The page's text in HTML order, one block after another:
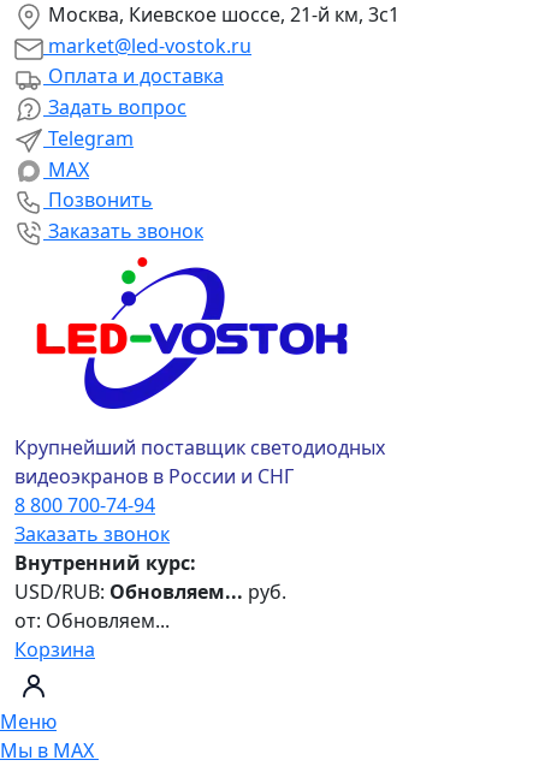
Москва, Киевское шоссе, 21-й км, 3с1
market@led-vostok.ru
Оплата и доставка
Задать вопрос
Telegram
MAX
Позвонить
Заказать звонок
Крупнейший поставщик светодиодных
видеоэкранов в России и СНГ
8 800 700-74-94
Заказать звонок
Внутренний курс:
USD/RUB: Обновляем... руб.
от: Обновляем...
Корзина
Меню
Мы в MAX